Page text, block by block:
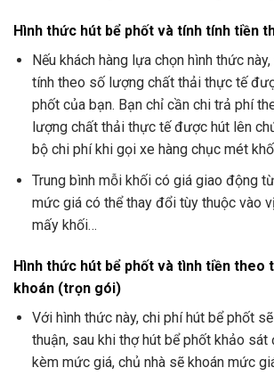
Hình thức hút bể phốt và tính tính tiền
Nếu khách hàng lựa chọn hình thức
tính theo số lượng chất thải thực tế
phốt của bạn. Bạn chỉ cần chi trả phí
lượng chất thải thực tế được hút lên
bộ chi phí khi gọi xe hàng chục mét
Trung bình mỗi khối có giá giao động
mức giá có thể thay đổi tùy thuộc vào
mấy khối…
Hình thức hút bể phốt và tình tiền theo
khoán (trọn gói)
Với hình thức này, chi phí hút bể phốt
thuận, sau khi thợ hút bể phốt khảo sát
kèm mức giá, chủ nhà sẽ khoán mức